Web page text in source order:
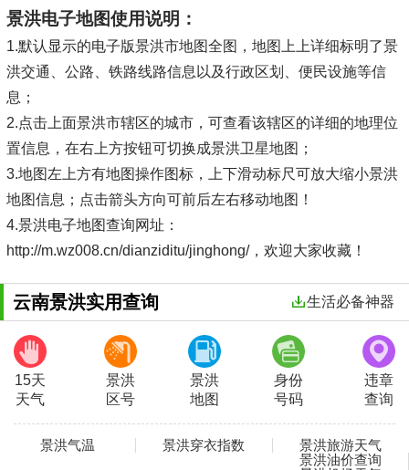
景洪电子地图使用说明：
1.默认显示的电子版景洪市地图全图，地图上上详细标明了景
洪交通、公路、铁路线路信息以及行政区划、便民设施等信
息；
2.点击上面景洪市辖区的城市，可查看该辖区的详细的地理位
置信息，在右上方按钮可切换成景洪卫星地图；
3.地图左上方有地图操作图标，上下滑动标尺可放大缩小景洪
地图信息；点击箭头方向可前后左右移动地图！
4.景洪电子地图查询网址：
http://m.wz008.cn/dianziditu/jinghong/，欢迎大家收藏！
云南景洪实用查询 生活必备神器
15天
天气
景洪
区号
景洪
地图
身份
号码
违章
查询
景洪气温 景洪穿衣指数
景洪旅游天气
景洪油价查询